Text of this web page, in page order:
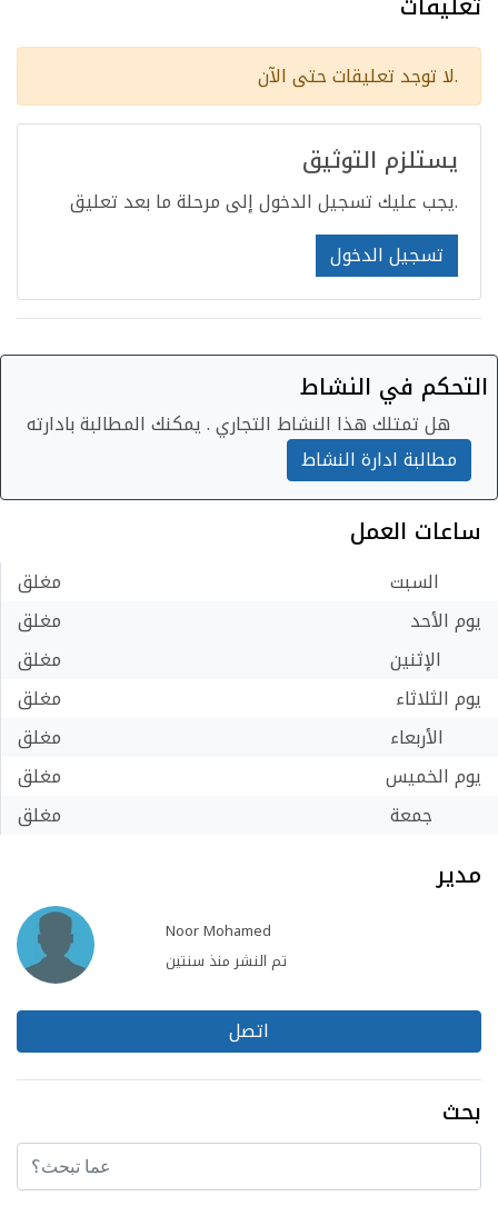
لا توجد تعليقات حتى الآن.
يستلزم التوثيق
يجب عليك تسجيل الدخول إلى مرحلة ما بعد تعليق.
تسجيل الدخول
التحكم في النشاط
هل تمتلك هذا النشاط التجاري . يمكنك المطالبة بادارته
مطالبة ادارة النشاط
ساعات العمل
السبت
مغلق
يوم الأحد
مغلق
الإثنين
مغلق
يوم الثلاثاء
مغلق
الأربعاء
مغلق
يوم الخميس
مغلق
جمعة
مغلق
مدير
Noor Mohamed
تم النشر منذ سنتين
اتصل
بحث